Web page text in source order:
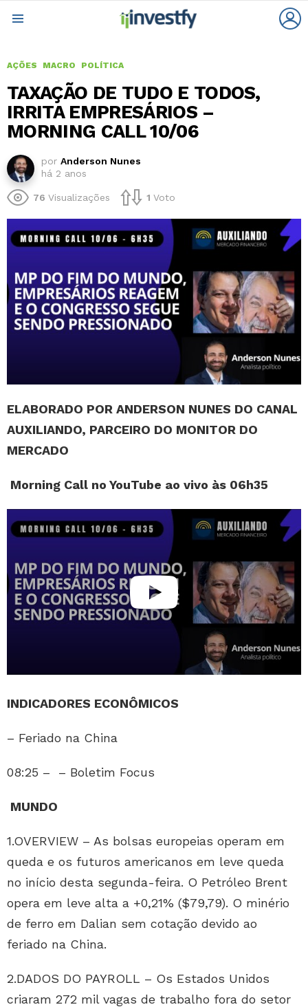
AÇÕES MACRO POLÍTICA
TAXAÇÃO DE TUDO E TODOS,
IRRITA EMPRESÁRIOS –
MORNING CALL 10/06
por Anderson Nunes
há 2 anos
76 Visualizações 1 Voto
ELABORADO POR ANDERSON NUNES DO CANAL
AUXILIANDO, PARCEIRO DO MONITOR DO
MERCADO
Morning Call no YouTube ao vivo às 06h35
INDICADORES ECONÔMICOS
– Feriado na China
08:25 – – Boletim Focus
MUNDO
1.OVERVIEW – As bolsas europeias operam em
queda e os futuros americanos em leve queda
no início desta segunda-feira. O Petróleo Brent
opera em leve alta a +0,21% ($79,79). O minério
de ferro em Dalian sem cotação devido ao
feriado na China.
2.DADOS DO PAYROLL – Os Estados Unidos
criaram 272 mil vagas de trabalho fora do setor